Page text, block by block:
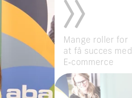
Mange roller for
at få succes med
E‑commerce